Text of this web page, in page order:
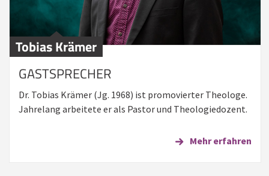
Tobias Krämer
GASTSPRECHER
Dr. Tobias Krämer (Jg. 1968) ist promovierter Theologe.
Jahrelang arbeitete er als Pastor und Theologiedozent.
Mehr erfahren